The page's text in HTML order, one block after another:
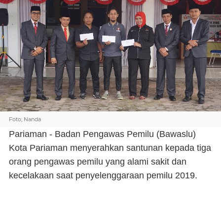
Foto; Nanda
Pariaman - Badan Pengawas Pemilu (Bawaslu)
Kota Pariaman menyerahkan santunan kepada tiga
orang pengawas pemilu yang alami sakit dan
kecelakaan saat penyelenggaraan pemilu 2019.